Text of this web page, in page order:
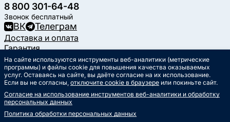
8 800 301-64-48
Звонок бесплатный
ВК Телеграм
Доставка и оплата
Гарантия
Контакты
Статьи
Музыкальный календарь
Документы
Публичная оферта
Политика обработки
Согласие на обработкуперсональных данных
На сайте используются инструменты веб-аналитики (метрические
программы) и файлы cookie для повышения качества оказываемых
услуг. Оставаясь на сайте, вы даёте согласие на их использование.
Если вы не согласны, отключите cookie в браузере или покиньте сайт.
Согласие на использование инструментов веб-аналитики и обработку
персональных данных
Политика обработки персональных данных